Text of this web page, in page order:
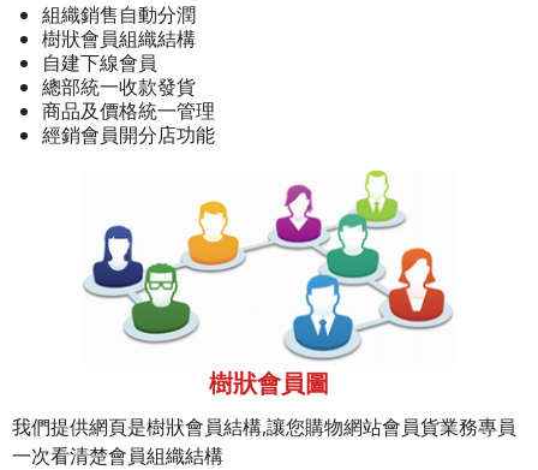
組織銷售自動分潤
樹狀會員組織結構
自建下線會員
總部統一收款發貨
商品及價格統一管理
經銷會員開分店功能
樹狀會員圖
我們提供網頁是樹狀會員結構,讓您購物網站會員貨業務專員
一次看清楚會員組織結構